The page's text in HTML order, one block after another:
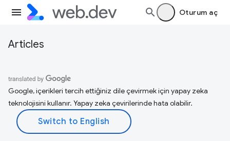
Oturum aç
Articles
Google, içerikleri tercih ettiğiniz dile çevirmek için yapay zeka
teknolojisini kullanır. Yapay zeka çevirilerinde hata olabilir.